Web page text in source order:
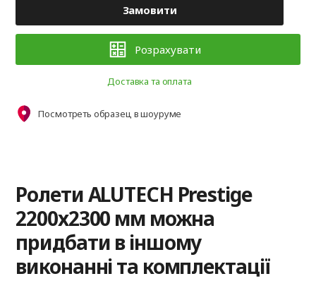
Замовити
Розрахувати
Доставка та оплата
Посмотреть образец в шоуруме
Ролети ALUTECH Prestige
2200x2300 мм можна
придбати в іншому
виконанні та комплектації